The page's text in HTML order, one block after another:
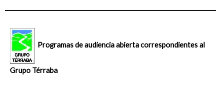
Programas de audiencia abierta correspondientes al
Grupo Térraba